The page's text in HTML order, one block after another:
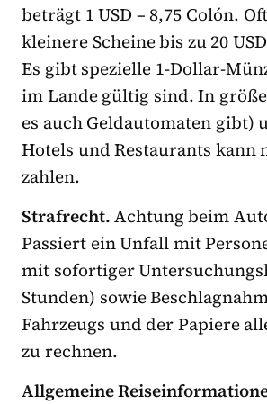
beträgt 1 USD – 8,75 Colón.
kleinere Scheine bis zu 20
Es gibt spezielle 1-Dollar-
im Lande gültig sind. In
es auch Geldautomaten gibt)
Hotels und Restaurants kann
zahlen.
Strafrecht.Achtung beim
Passiert ein Unfall mit
mit sofortiger
Stunden) sowie
Fahrzeugs und der Papiere
zu rechnen.
Allgemeine